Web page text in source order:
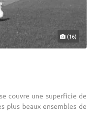
(16)
couvre une superficie de
plus beaux ensembles de